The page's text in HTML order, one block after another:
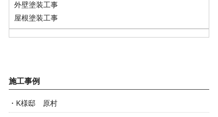
外壁塗装工事
屋根塗装工事
施工事例
K様邸 原村